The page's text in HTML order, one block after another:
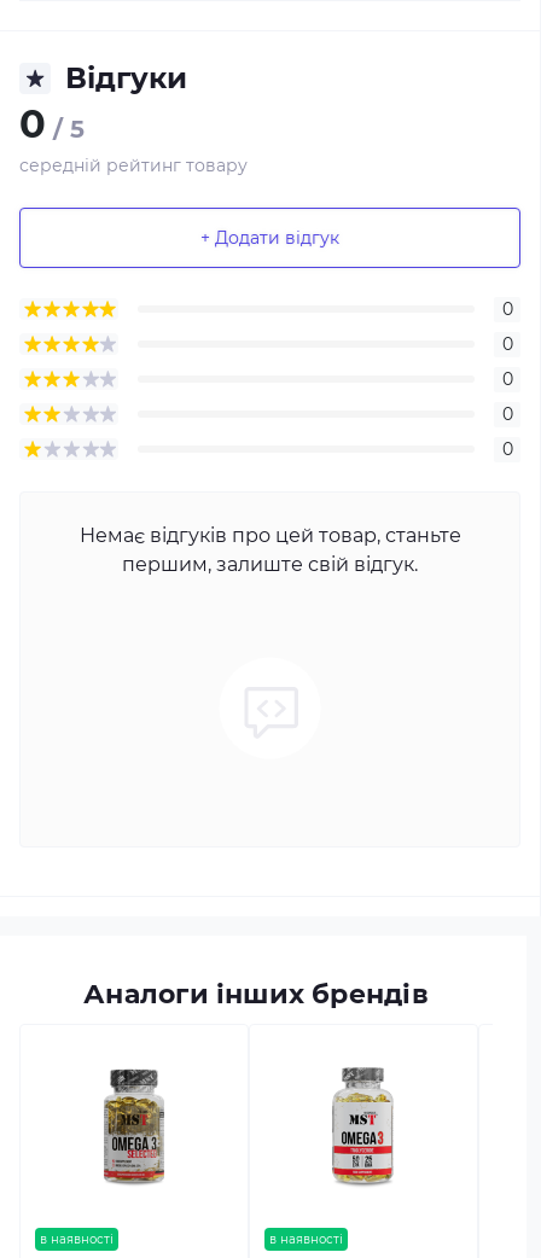
Відгуки
0 / 5
середній рейтинг товару
+ Додати відгук
0
0
0
0
0
Немає відгуків про цей товар, станьте
першим, залиште свій відгук.
Аналоги інших брендів
в наявності в наявності